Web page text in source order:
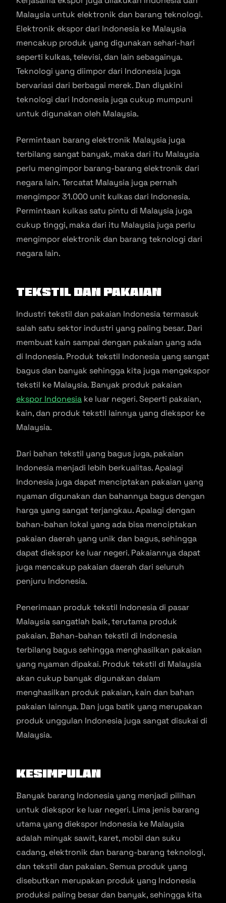
Malaysia untuk elektronik dan barang teknologi.
Elektronik ekspor dari Indonesia ke Malaysia
mencakup produk yang digunakan sehari-hari
seperti kulkas, televisi, dan lain sebagainya.
Teknologi yang diimpor dari Indonesia juga
bervariasi dari berbagai merek. Dan diyakini
teknologi dari Indonesia juga cukup mumpuni
untuk digunakan oleh Malaysia.
Permintaan barang elektronik Malaysia juga
terbilang sangat banyak, maka dari itu Malaysia
perlu mengimpor barang-barang elektronik dari
negara lain. Tercatat Malaysia juga pernah
mengimpor 31.000 unit kulkas dari Indonesia.
Permintaan kulkas satu pintu di Malaysia juga
cukup tinggi, maka dari itu Malaysia juga perlu
mengimpor elektronik dan barang teknologi dari
negara lain.
Tekstil dan Pakaian
Industri tekstil dan pakaian Indonesia termasuk
salah satu sektor industri yang paling besar. Dari
membuat kain sampai dengan pakaian yang ada
di Indonesia. Produk tekstil Indonesia yang sangat
bagus dan banyak sehingga kita juga mengekspor
tekstil ke Malaysia. Banyak produk pakaian
ekspor Indonesia ke luar negeri. Seperti pakaian,
kain, dan produk tekstil lainnya yang diekspor ke
Malaysia.
Dari bahan tekstil yang bagus juga, pakaian
Indonesia menjadi lebih berkualitas. Apalagi
Indonesia juga dapat menciptakan pakaian yang
nyaman digunakan dan bahannya bagus dengan
harga yang sangat terjangkau. Apalagi dengan
bahan-bahan lokal yang ada bisa menciptakan
pakaian daerah yang unik dan bagus, sehingga
dapat diekspor ke luar negeri. Pakaiannya dapat
juga mencakup pakaian daerah dari seluruh
penjuru Indonesia.
Penerimaan produk tekstil Indonesia di pasar
Malaysia sangatlah baik, terutama produk
pakaian. Bahan-bahan tekstil di Indonesia
terbilang bagus sehingga menghasilkan pakaian
yang nyaman dipakai. Produk tekstil di Malaysia
akan cukup banyak digunakan dalam
menghasilkan produk pakaian, kain dan bahan
pakaian lainnya. Dan juga batik yang merupakan
produk unggulan Indonesia juga sangat disukai di
Malaysia.
Kesimpulan
Banyak barang Indonesia yang menjadi pilihan
untuk diekspor ke luar negeri. Lima jenis barang
utama yang diekspor Indonesia ke Malaysia
adalah minyak sawit, karet, mobil dan suku
cadang, elektronik dan barang-barang teknologi,
dan tekstil dan pakaian. Semua produk yang
disebutkan merupakan produk yang Indonesia
produksi paling besar dan banyak, sehingga kita